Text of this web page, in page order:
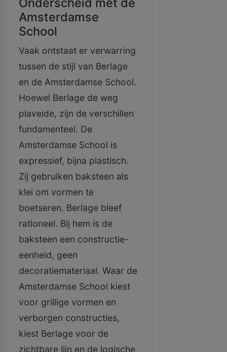
Amsterdamse
School
Vaak ontstaat er verwarring
tussen de stijl van Berlage
en de Amsterdamse School.
Hoewel Berlage de weg
plaveide, zijn de verschillen
fundamenteel. De
Amsterdamse School is
expressief, bijna plastisch.
Zij gebruiken baksteen als
klei om vormen te
boetseren. Berlage bleef
rationeel. Bij hem is de
baksteen een constructie-
eenheid, geen
decoratiemateriaal. Waar de
Amsterdamse School kiest
voor grillige vormen en
verborgen constructies,
kiest Berlage voor de
zichtbare lijn en de logische